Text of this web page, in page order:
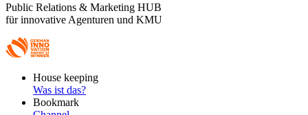
Public Relations & Marketing HUB
für innovative Agenturen und KMU
FooterHouse keeping
Was ist das?
Bookmark